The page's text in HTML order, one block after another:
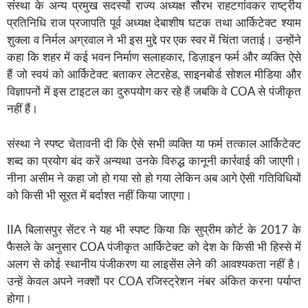
संस्था के अन्य प्रमुख सदस्यों राज्य अध्यक्ष सौरभ राहटगांवकर राष्ट्रीय
प्रतिनिधि राज प्रजापति पूर्व अध्यक्ष देबाशीष घटक तथा आर्किटेक्ट श्याम
शुक्ला व निर्मल अग्रवाल ने भी इस मुद्दे पर एक स्वर में चिंता जताई। उन्होंने
कहा कि शहर में कई भवन निर्माण सलाहकार, डिज़ाइन फर्म और व्यक्ति ऐसे
हैं जो स्वयं को आर्किटेक्ट बताकर लेटरहेड, साइनबोर्ड सोशल मीडिया और
विज्ञापनों में इस टाइटल का दुरुपयोग कर रहे हैं जबकि वे COA से पंजीकृत
नहीं हैं।
संस्था ने स्पष्ट चेतावनी दी कि ऐसे सभी व्यक्ति या फर्म तत्काल आर्किटेक्ट
शब्द का प्रयोग बंद करें अन्यथा उनके विरुद्ध कानूनी कार्रवाई की जाएगी।
नीना असीम ने कहा जो हो गया सो हो गया लेकिन अब आगे ऐसी गतिविधियों
को किसी भी सूरत में बर्दाश्त नहीं किया जाएगा।
IIA बिलासपुर सेंटर ने यह भी स्पष्ट किया कि सुप्रीम कोर्ट के 2017 के
फैसले के अनुसार COA पंजीकृत आर्किटेक्ट को देश के किसी भी हिस्से में
अलग से कोई स्थानीय पंजीकरण या लाइसेंस लेने की आवश्यकता नहीं है।
उन्हें केवल अपने नक्शों पर COA रजिस्ट्रेशन नंबर अंकित करना पर्याप्त
होगा।